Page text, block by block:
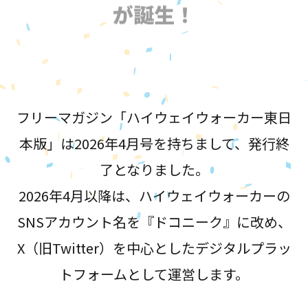
フリーマガジン「ハイウェイウォーカー東日
本版」は2026年4月号を持ちまして、発行終
了となりました。
2026年4月以降は、ハイウェイウォーカーの
SNSアカウント名を『ドコニーク』に改め、
X（旧Twitter）を中心としたデジタルプラッ
トフォームとして運営します。